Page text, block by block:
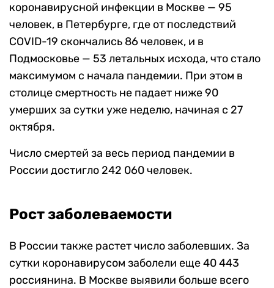
коронавирусной инфекции в Москве — 95
человек, в Петербурге, где от последствий
COVID-19 скончались 86 человек, и в
Подмосковье — 53 летальных исхода, что стало
максимумом с начала пандемии. При этом в
столице смертность не падает ниже 90
умерших за сутки уже неделю, начиная с 27
октября.
Число смертей за весь период пандемии в
России достигло 242 060 человек.
Рост заболеваемости
В России также растет число заболевших. За
сутки коронавирусом заболели еще 40 443
россиянина. В Москве выявили больше всего